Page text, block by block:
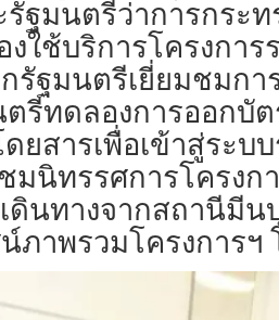
ฐมนตรีว่าการกระ
ใช้บริการโครงกา
รัฐมนตรีเยี่ยมชมก
รีทดลองการออกบั
สารเพื่อเข้าสู่ระบ
มนิทรรศการโครง
นทางจากสถานีมีน
าพรวมโครงการฯ